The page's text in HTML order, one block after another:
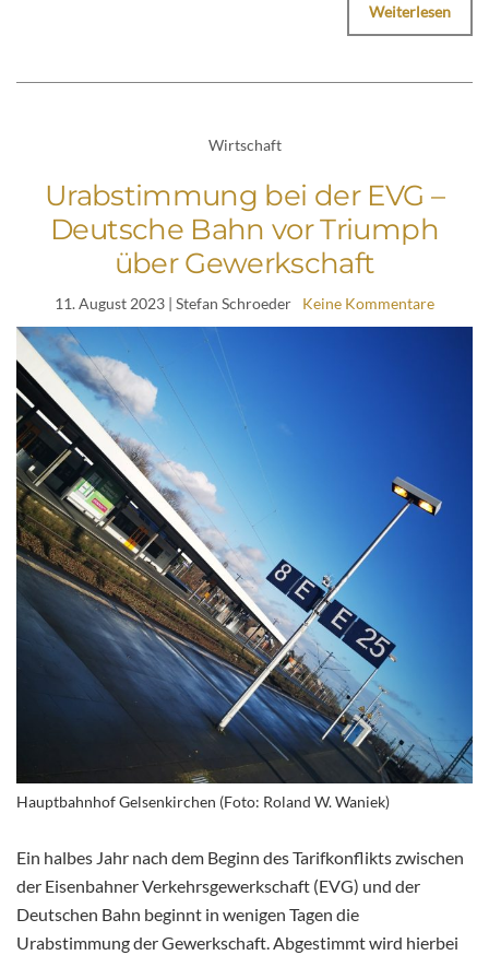
Weiterlesen
Wirtschaft
Urabstimmung bei der EVG –
Deutsche Bahn vor Triumph
über Gewerkschaft
11. August 2023 | Stefan Schroeder Keine Kommentare
Hauptbahnhof Gelsenkirchen (Foto: Roland W. Waniek)
Ein halbes Jahr nach dem Beginn des Tarifkonflikts zwischen
der Eisenbahner Verkehrsgewerkschaft (EVG) und der
Deutschen Bahn beginnt in wenigen Tagen die
Urabstimmung der Gewerkschaft. Abgestimmt wird hierbei